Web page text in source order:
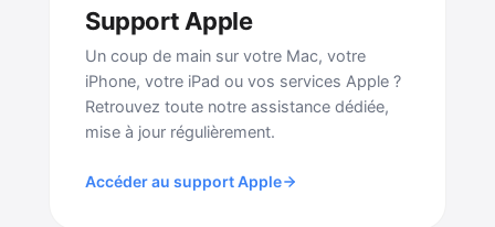
Support Apple
Un coup de main sur votre Mac, votre
iPhone, votre iPad ou vos services Apple ?
Retrouvez toute notre assistance dédiée,
mise à jour régulièrement.
Accéder au support Apple